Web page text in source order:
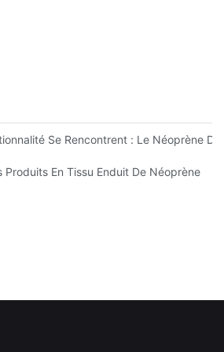
Se Rencontrent : Le Néoprène
Produits En Tissu Enduit De Néoprène